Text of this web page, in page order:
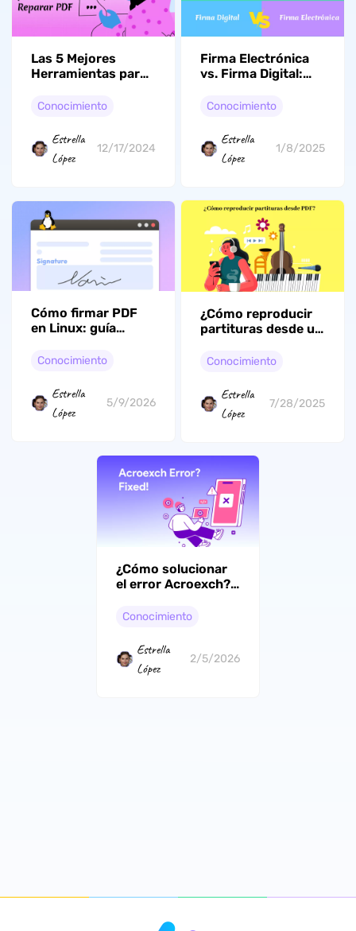
Las 5 Mejores
Herramientas para
(Windows, Mac y
Conocimiento
Estrella
López
12/17/2024
Firma Electrónica
vs. Firma Digital:
Diferencias Clave
Conocimiento
Estrella
López
1/8/2025
Cómo firmar PDF
en Linux: guía
formas efectivas
Conocimiento
Estrella
López
5/9/2026
¿Cómo reproducir
partituras desde un
Conocimiento
Estrella
López
7/28/2025
¿Cómo solucionar
el error Acroexch?
probados
Conocimiento
Estrella
López
2/5/2026